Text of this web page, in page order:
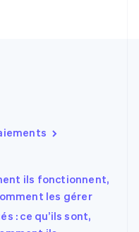
ils fonctionnent,
les gérer
: ce qu’ils sont,